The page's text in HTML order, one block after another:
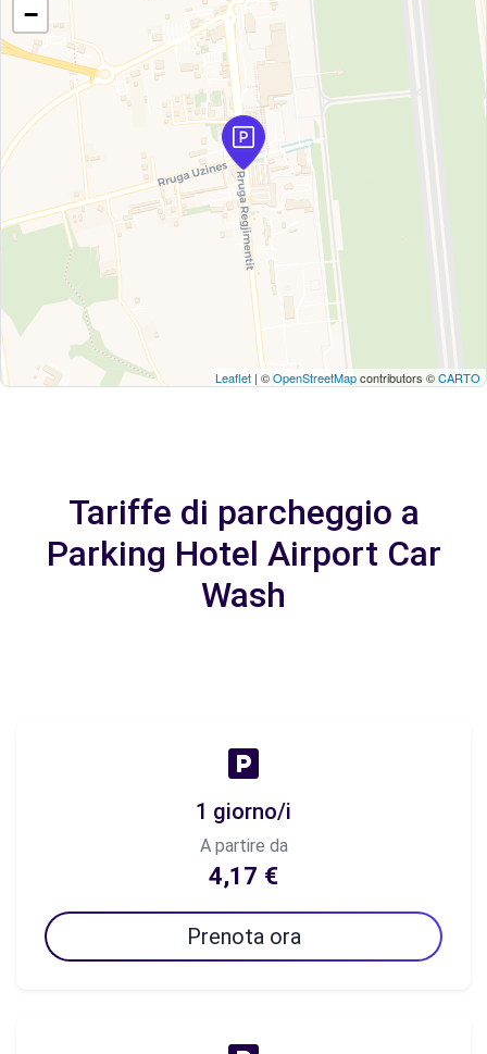
−
Leaflet | ©OpenStreetMapcontributors ©CARTO
Tariffe di parcheggio a
Parking Hotel Airport Car
Wash
1 giorno/i
A partire da
4,17 €
Prenota ora